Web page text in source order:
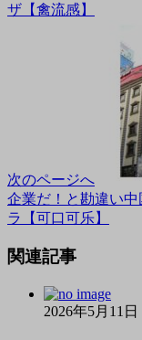
ザ【禽流感】
次のページへ
企業だ！と勘違い
ラ【可口可乐】
関連記事
2026年5月11日